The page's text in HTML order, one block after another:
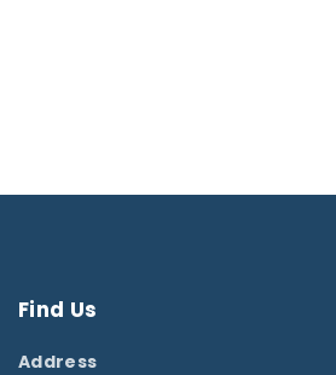
Find Us
Address